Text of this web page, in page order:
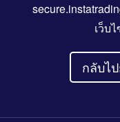
เว็บ
กลับไ